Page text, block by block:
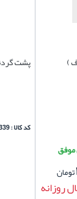
)
تومان
روزانه
پشت
کد کالا : 3339